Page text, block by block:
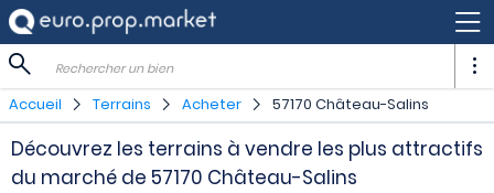
Rechercher un bien
Accueil Terrains Acheter 57170 Château-Salins
Découvrez les terrains à vendre les plus attractifs
du marché de 57170 Château-Salins